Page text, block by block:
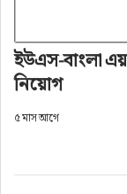
ইউএস-বাংলা
নিয়োগ
৫ মাস আগে